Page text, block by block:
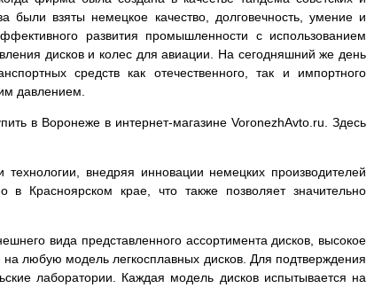
были взяты немецкое качество, долговечность, умение и
развития промышленности с использованием
дисков и колес для авиации. На сегодняшний же день
средств как отечественного, так и импортного
давлением.
в Воронеже в интернет-магазине VoronezhAvto.ru. Здесь
внедряя инновации немецких производителей
Красноярском крае, что также позволяет значительно
вида представленного ассортимента дисков, высокое
любую модель легкосплавных дисков. Для подтверждения
лаборатории. Каждая модель дисков испытывается на